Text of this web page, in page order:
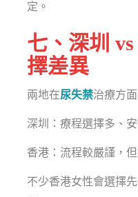
定。
七、深圳
擇差異
兩地在尿失禁治療方
深圳：療程選擇多、
香港：流程較嚴謹，
不少香港女性會選擇